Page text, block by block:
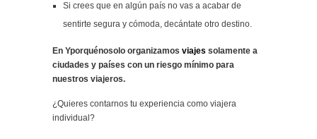
Si crees que en algún país no vas a acabar de
sentirte segura y cómoda, decántate otro destino.
En Yporquénosolo organizamos viajes solamente a
ciudades y países con un riesgo mínimo para
nuestros viajeros.
¿Quieres contarnos tu experiencia como viajera
individual?